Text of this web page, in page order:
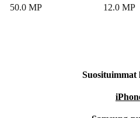
50.0 MP
12.0 MP
Suosituimmat